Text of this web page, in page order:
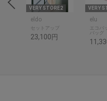
VERY STORE2
eldo
セットアップ
23,100円
VERY
elu
エコバ
バッグ